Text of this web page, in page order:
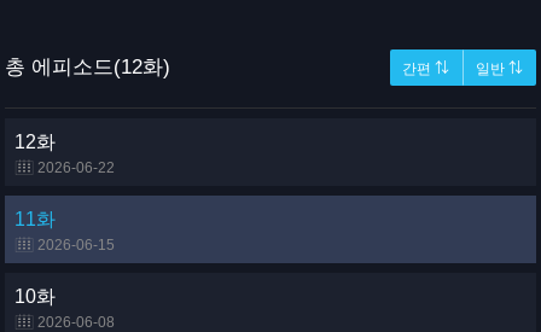
총 에피소드(12화) 간편 ⇅ 일반 ⇅
12화
2026-06-22
11화
2026-06-15
10화
2026-06-08